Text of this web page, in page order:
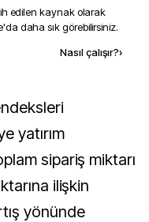
edilen kaynak olarak
daha sık görebilirsiniz.
Nasıl çalışır?›
yatırım
sipariş miktarı
ilişkin
yönünde